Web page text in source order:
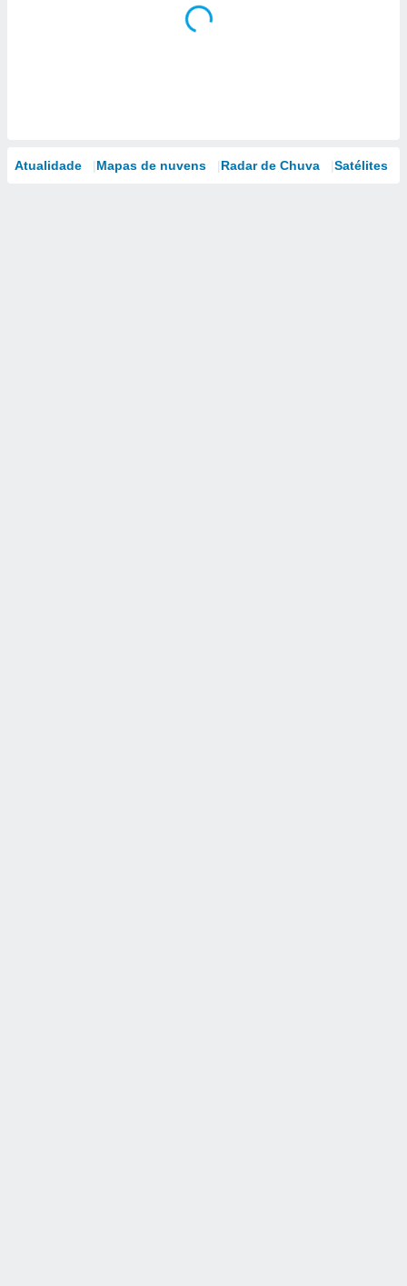
Atualidade Mapas de nuvens Radar de Chuva Satélites